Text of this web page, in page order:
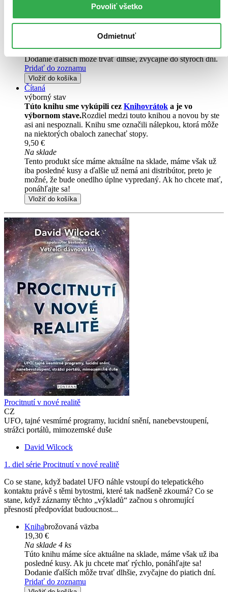
Povoliť všetko
Odmietnuť
13,40 €
Túto knihu máme síce aktuálne na sklade, máme však už iba
posledné kusy. Ak ju chcete mať rýchlo, ponáhľajte sa!
Dodanie ďalších môže trvať dlhšie, zvyčajne do štyroch dní.
Pridať do zoznamu
Vložiť do košíka
Čítaná
výborný stav
Túto knihu sme vykúpili cez Knihovrátok a je vo
výbornom stave.Rozdiel medzi touto knihou a novou by ste
asi ani nespoznali. Knihu sme označili nálepkou, ktorá môže
na niektorých obaloch zanechať stopy.
9,50 €
Na sklade
Tento produkt síce máme aktuálne na sklade, máme však už
iba posledné kusy a ďalšie už nemá ani distribútor, preto je
možné, že bude onedlho úplne vypredaný. Ak ho chcete mať,
ponáhľajte sa!
Vložiť do košíka
Procitnutí v nové realitě
CZ
UFO, tajné vesmírné programy, lucidní snění, nanebevstoupení,
strážci portálů, mimozemské duše
David Wilcock
1. diel série Procitnutí v nové realitě
Co se stane, když badatel UFO náhle vstoupí do telepatického
kontaktu právě s těmi bytostmi, které tak nadšeně zkoumá? Co se
stane, když záznamy těchto „výkladů“ začnou s ohromující
přesností předpovídat budoucnost...
Knihabrožovaná väzba
19,30 €
Na sklade 4 ks
Túto knihu máme síce aktuálne na sklade, máme však už iba
posledné kusy. Ak ju chcete mať rýchlo, ponáhľajte sa!
Dodanie ďalších môže trvať dlhšie, zvyčajne do piatich dní.
Pridať do zoznamu